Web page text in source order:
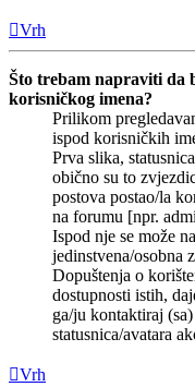
Vrh
Što trebam napraviti da
korisničkog imena?
Prilikom
ispod korisničkih
Prva slika,
obično su to
postova postao/la
na forumu [npr.
Ispod nje se može
jedinstvena/osobna
Dopuštenja o
dostupnosti istih,
ga/ju kontaktiraj
statusnica/avatara
Vrh